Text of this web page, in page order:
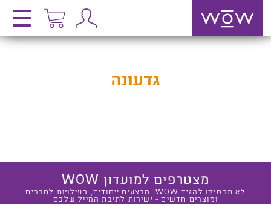
גדעונה
מצטרפים למועדון WOW
לא תפסיקו להגיד WOW! מבצעים ייחודים, פעילויות לחברים
ומוצרים חדשים - ישירות לתיבת המייל שלכם